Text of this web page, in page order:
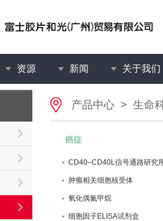
资源 新闻 关于我们
产品中心 > 生命
癌症
CD40–CD40L信号通路研究
肿瘤相关细胞核受体
氧化偶氮甲烷
细胞因子ELISA试剂盒